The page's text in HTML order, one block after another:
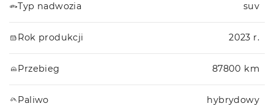
Typ nadwozia suv
Rok produkcji 2023 r.
Przebieg 87800 km
Paliwo hybrydowy